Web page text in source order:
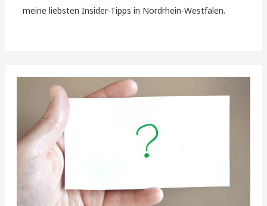
meine liebsten Insider-Tipps in Nordrhein-Westfalen.